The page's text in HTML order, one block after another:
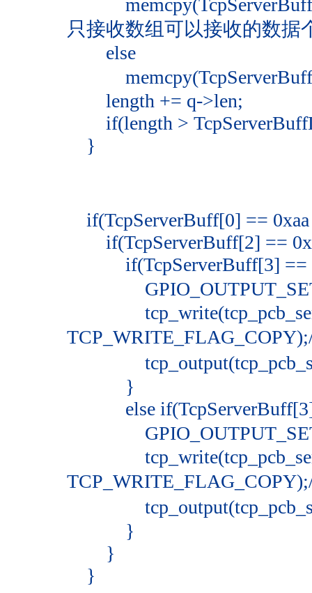
只接收数组可以接收的数据
else
length += q->len;
if(length >
}
if(TcpServerBuff[0] ==
if(TcpServerBuff[2] ==
if(TcpServerBuff[3] ==
}
else if(TcpServerBuff[3]
}
}
}